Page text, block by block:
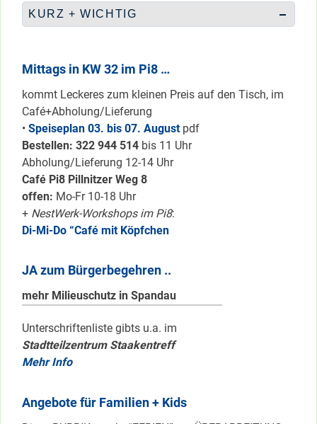
KURZ + WICHTIG
Mittags in KW 32 im Pi8 …
kommt Leckeres zum kleinen Preis auf den Tisch, im
Café+Abholung/Lieferung
• Speiseplan 03. bis 07. August pdf
Bestellen: 322 944 514 bis 11 Uhr
Abholung/Lieferung 12-14 Uhr
Café Pi8 Pillnitzer Weg 8
offen: Mo-Fr 10-18 Uhr
+ NestWerk-Workshops im Pi8:
Di-Mi-Do “Café mit Köpfchen
JA zum Bürgerbegehren ..
mehr Milieuschutz in Spandau
Unterschriftenliste gibts u.a. im
Stadtteilzentrum Staakentreff
Mehr Info
Angebote für Familien + Kids